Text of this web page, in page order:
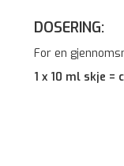
DOSERING:
For en
1 x 10 ml skje =